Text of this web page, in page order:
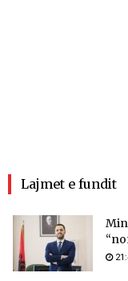
Lajmet e fundit